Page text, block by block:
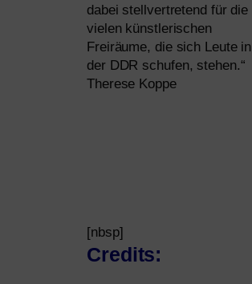
dabei stell­ver­tre­tend für die
vie­len künst­le­ri­schen
Freiräume, die sich Leute in
der DDR schu­fen, ste­hen.“
Therese Koppe
[nbsp]
Credits: